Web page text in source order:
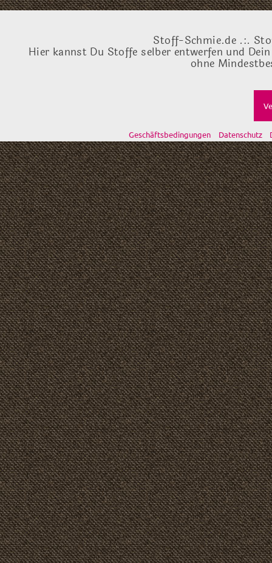
Stoff-Schmie.de .:.
Hier kannst Du Stoffe selber entwerfen und
ohne
Geschäftsbedingungen Datenschutz